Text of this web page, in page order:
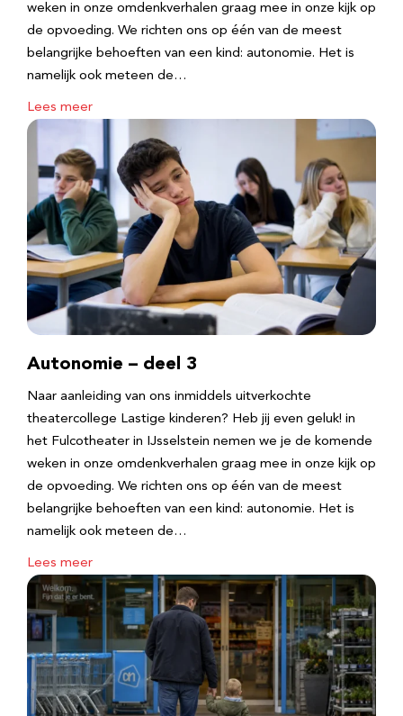
weken in onze omdenkverhalen graag mee in onze kijk op
de opvoeding. We richten ons op één van de meest
belangrijke behoeften van een kind: autonomie. Het is
namelijk ook meteen de…
Lees meer
Autonomie – deel 3
Naar aanleiding van ons inmiddels uitverkochte
theatercollege Lastige kinderen? Heb jij even geluk! in
het Fulcotheater in IJsselstein nemen we je de komende
weken in onze omdenkverhalen graag mee in onze kijk op
de opvoeding. We richten ons op één van de meest
belangrijke behoeften van een kind: autonomie. Het is
namelijk ook meteen de…
Lees meer